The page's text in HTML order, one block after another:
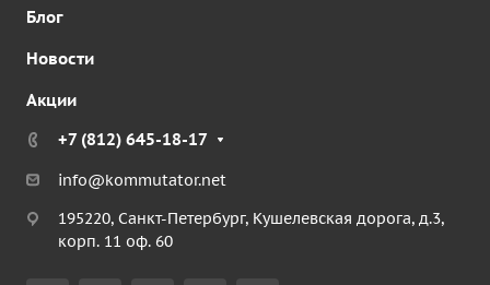
Блог
Новости
Акции
+7 (812) 645-18-17
info@kommutator.net
195220, Санкт-Петербург, Кушелевская дорога, д.3,
корп. 11 оф. 60